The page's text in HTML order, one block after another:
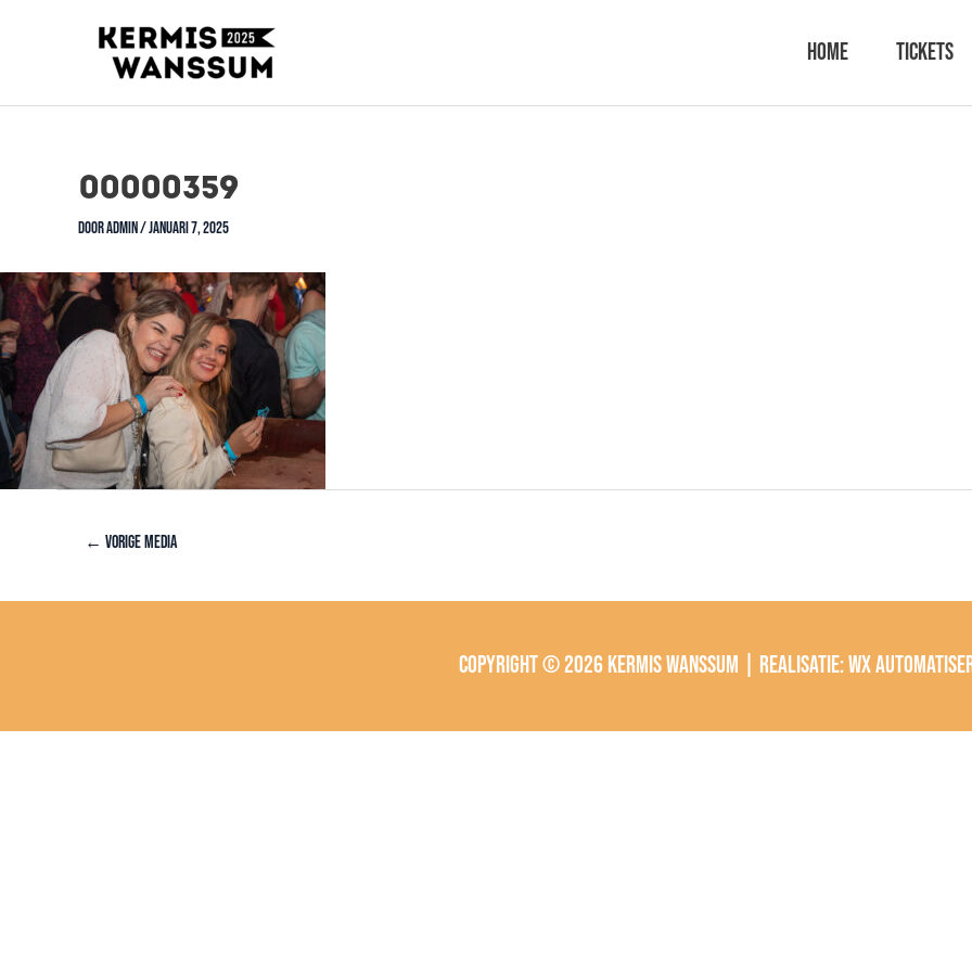
Home Tickets
00000359
Dooradmin/januari 7, 2025
← Vorige Media
Copyright © 2026 Kermis Wanssum | Realisatie:wx